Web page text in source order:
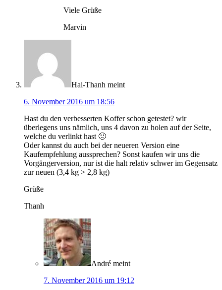
Viele Grüße
Marvin
Hai-Thanh meint
6. November 2016 um 18:56
Hast du den verbesserten Koffer schon getestet? wir
überlegens uns nämlich, uns 4 davon zu holen auf der Seite,
welche du verlinkt hast 🙂
Oder kannst du auch bei der neueren Version eine
Kaufempfehlung aussprechen? Sonst kaufen wir uns die
Vorgängerversion, nur ist die halt relativ schwer im Gegensatz
zur neuen (3,4 kg > 2,8 kg)
Grüße
Thanh
André meint
7. November 2016 um 19:12